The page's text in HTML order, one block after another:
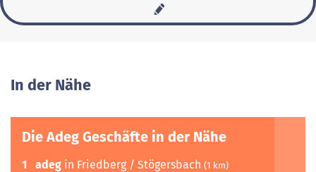
In der Nähe
Die Adeg Geschäfte in der Nähe
1 adeg in Friedberg / Stögersbach (1 km)